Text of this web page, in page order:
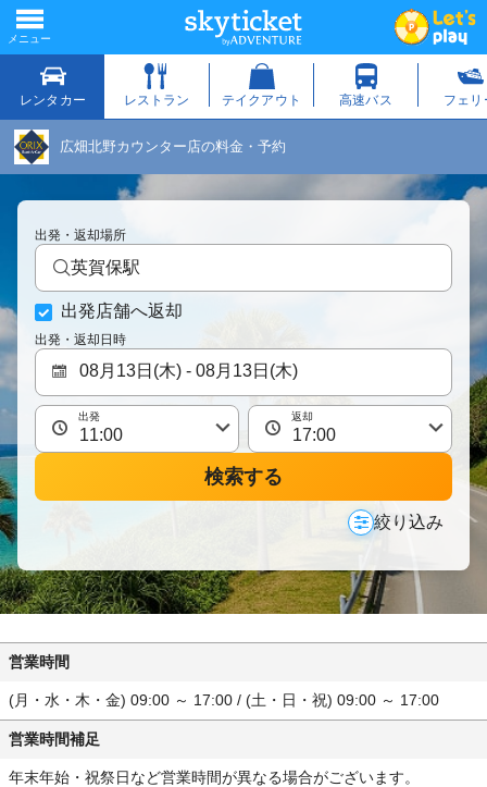
広畑北野カウンター店の料金・予約
出発・返却場所
英賀保駅
出発店舗へ返却
出発・返却日時
出発 返却
検索する
絞り込み
営業時間
(月・水・木・金) 09:00 ～ 17:00 / (土・日・祝) 09:00 ～ 17:00
営業時間補足
年末年始・祝祭日など営業時間が異なる場合がございます。